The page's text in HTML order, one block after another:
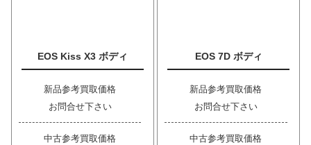
EOS Kiss X3 ボディ
新品参考買取価格
お問合せ下さい
中古参考買取価格
EOS 7D ボディ
新品参考買取価格
お問合せ下さい
中古参考買取価格